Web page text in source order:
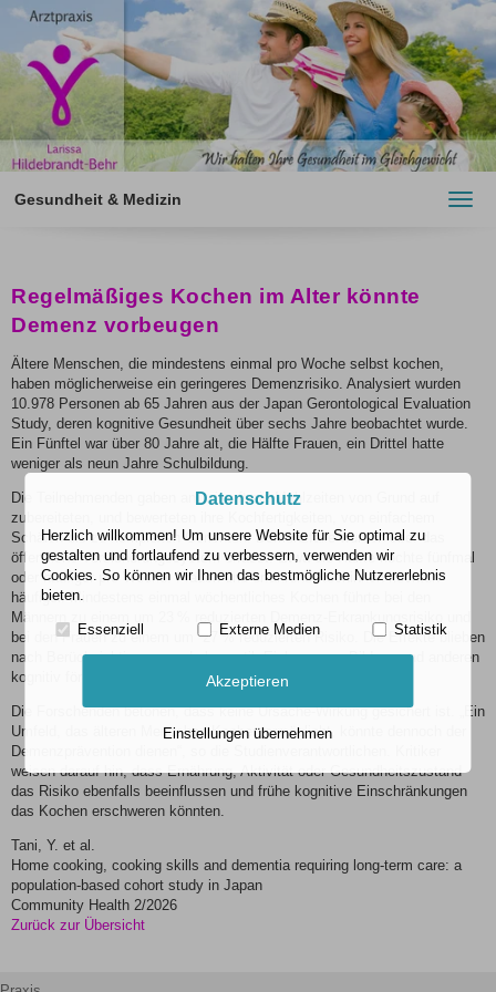
Gesundheit & Medizin
Regelmäßiges Kochen im Alter könnte
Demenz vorbeugen
Ältere Menschen, die mindestens einmal pro Woche selbst kochen,
haben möglicherweise ein geringeres Demenzrisiko. Analysiert wurden
10.978 Personen ab 65 Jahren aus der Japan Gerontological Evaluation
Study, deren kognitive Gesundheit über sechs Jahre beobachtet wurde.
Ein Fünftel war über 80 Jahre alt, die Hälfte Frauen, ein Drittel hatte
weniger als neun Jahre Schulbildung.
Die Teilnehmenden gaben an, wie oft sie Mahlzeiten von Grund auf
zubereiteten, und bewerteten ihre Kochfertigkeiten, von einfachem
Schälen bis zu komplexen Gerichten. Demenzfälle wurden über das
öffentliche Versicherungssystem erfasst. Etwa die Hälfte kochte fünfmal
oder häufiger pro Woche. Frauen und erfahrene Köchinnen kochten
häufiger. Mindestens einmal wöchentliches Kochen führte bei den
Männern zu einem um 23 % reduzierten Demenz-Erkrankungsrisiko und
bei den Frauen zu einem um 27 % reduzierten Risiko. Die Effekte blieben
nach Berücksichtigung von Lebensstil, Einkommen, Bildung und anderen
kognitiv förderlichen Aktivitäten bestehen.
Die Forschenden betonen, dass keine Ursache-Wirkung gesichert ist. „Ein
Umfeld, das älteren Menschen Kochen ermöglicht, könnte dennoch der
Demenzprävention dienen“, so die Studienverantwortlichen. Kritiker
weisen darauf hin, dass Ernährung, Aktivität oder Gesundheitszustand
das Risiko ebenfalls beeinflussen und frühe kognitive Einschränkungen
das Kochen erschweren könnten.
Tani, Y. et al.
Home cooking, cooking skills and dementia requiring long-term care: a
population-based cohort study in Japan
Community Health 2/2026
Zurück zur Übersicht
Datenschutz
Herzlich willkommen! Um unsere Website für Sie optimal zu
gestalten und fortlaufend zu verbessern, verwenden wir
Cookies. So können wir Ihnen das bestmögliche Nutzererlebnis
bieten.
Essenziell Externe Medien Statistik
Akzeptieren
Einstellungen übernehmen